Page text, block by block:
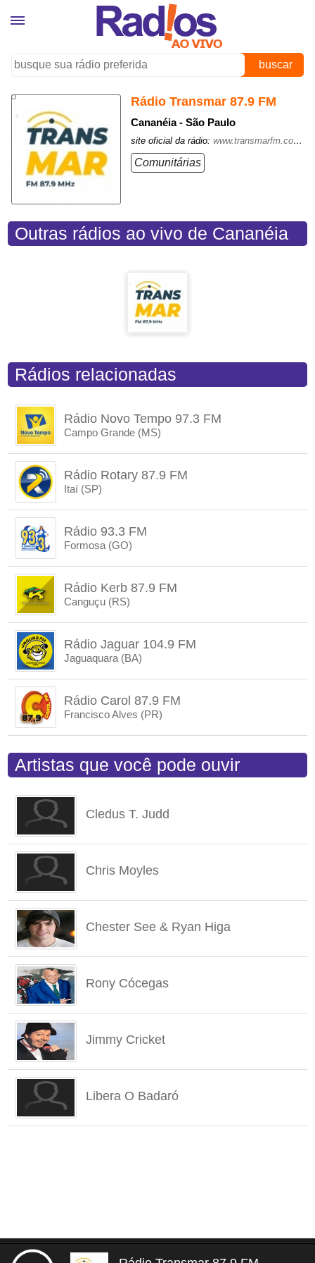
buscar
Rádio Transmar 87.9 FM
Cananéia - São Paulo
site oficial da rádio:www.transmarfm.com.br
Comunitárias
Outras rádios ao vivo de Cananéia
Rádios relacionadas
Rádio Novo Tempo 97.3 FM
Campo Grande (MS)
Rádio Rotary 87.9 FM
Itaí (SP)
Rádio 93.3 FM
Formosa (GO)
Rádio Kerb 87.9 FM
Canguçu (RS)
Rádio Jaguar 104.9 FM
Jaguaquara (BA)
Rádio Carol 87.9 FM
Francisco Alves (PR)
Artistas que você pode ouvir
Cledus T. Judd
Chris Moyles
Chester See & Ryan Higa
Rony Cócegas
Jimmy Cricket
Libera O Badaró